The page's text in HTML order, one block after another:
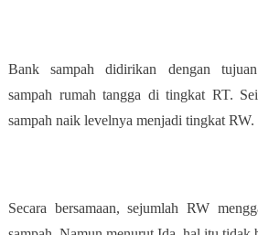
Bank sampah didirikan dengan
sampah rumah tangga di tingkat RT.
sampah naik levelnya menjadi tingkat RW.
Secara bersamaan, sejumlah RW